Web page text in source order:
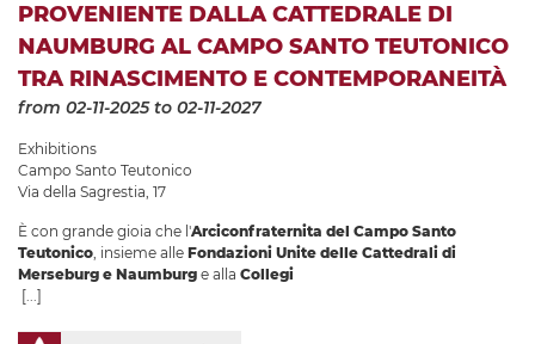
PROVENIENTE DALLA CATTEDRALE DI
NAUMBURG AL CAMPO SANTO TEUTONICO
TRA RINASCIMENTO E CONTEMPORANEITÀ
from 02-11-2025to 02-11-2027
Exhibitions
Campo Santo Teutonico
Via della Sagrestia, 17
È con grande gioia che l'Arciconfraternita del Campo Santo
Teutonico, insieme alle Fondazioni Unite delle Cattedrali di
Merseburg e Naumburg e alla Collegi
[...]